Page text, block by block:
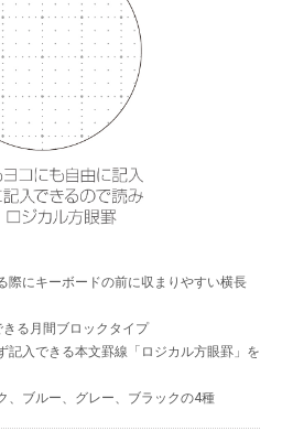
際にキーボードの前に収まりやすい横長
る月間ブロックタイプ
記入できる本文罫線「ロジカル方眼罫」を
、ブルー、グレー、ブラックの4種